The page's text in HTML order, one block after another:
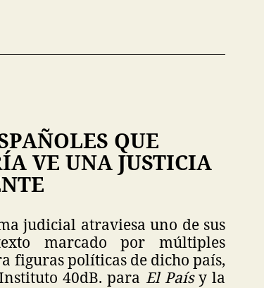
QUE
VE UNA JUSTICIA
judicial atraviesa uno de sus
marcado por múltiples
figuras políticas de dicho país,
40dB. para El Paísy la